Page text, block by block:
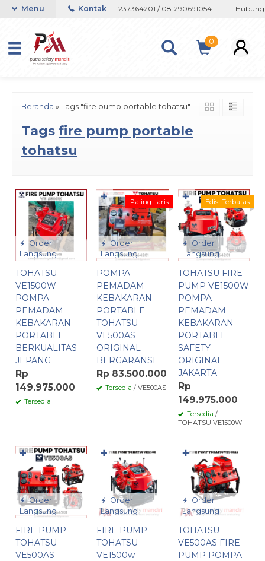
082133767508 / 081237364201 / 081290691054
Menu Kontak
0
Beranda » Tags "fire pump portable tohatsu"
Tags fire pump portable
tohatsu
Order
Langsung
TOHATSU
VE1500W –
POMPA
PEMADAM
KEBAKARAN
PORTABLE
BERKUALITAS
JEPANG
Rp
149.975.000
Tersedia
Order
Langsung
Paling Laris
POMPA
PEMADAM
KEBAKARAN
PORTABLE
TOHATSU
VE500AS
ORIGINAL
BERGARANSI
Rp 83.500.000
Tersedia / VE500AS
✚
Order
Langsung
Edisi Terbatas
TOHATSU FIRE
PUMP VE1500W
POMPA
PEMADAM
KEBAKARAN
PORTABLE
SAFETY
ORIGINAL
JAKARTA
Rp
149.975.000
Tersedia /
TOHATSU VE1500W
✚
Order
Langsung
FIRE PUMP
TOHATSU
VE500AS
✚
Order
Langsung
FIRE PUMP
TOHATSU
VE1500w
✚
Order
Langsung
TOHATSU
VE500AS FIRE
PUMP POMPA
✚